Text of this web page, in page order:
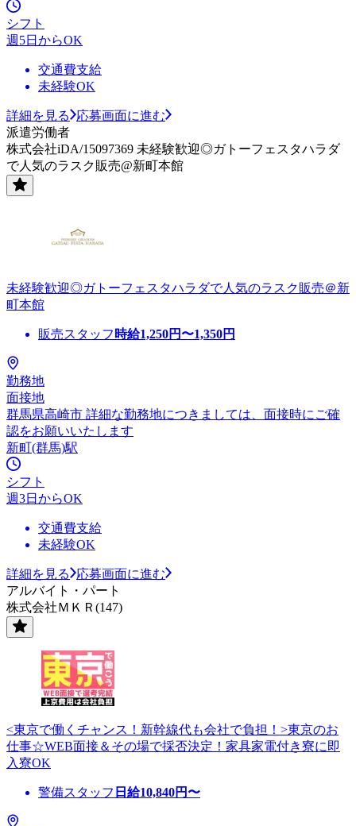
シフト
週5日からOK
交通費支給
未経験OK
詳細を見る
応募画面に進む
派遣労働者
株式会社iDA/15097369 未経験歓迎◎ガトーフェスタハラダ
で人気のラスク販売@新町本館
未経験歓迎◎ガトーフェスタハラダで人気のラスク販売＠新
町本館
販売スタッフ 時給1,250円〜1,350円
勤務地
面接地
群馬県高崎市 詳細な勤務地につきましては、面接時にご確
認をお願いいたします
新町(群馬)駅
シフト
週3日からOK
交通費支給
未経験OK
詳細を見る
応募画面に進む
アルバイト・パート
株式会社ＭＫＲ(147)
<東京で働くチャンス！新幹線代も会社で負担！>東京のお
仕事☆WEB面接＆その場で採否決定！家具家電付き寮に即
入寮OK
警備スタッフ 日給10,840円〜